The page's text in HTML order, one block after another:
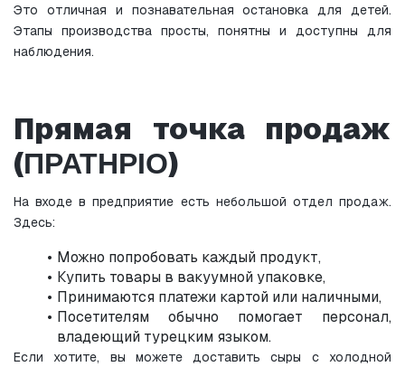
Это отличная и познавательная остановка для детей.
Этапы производства просты, понятны и доступны для
наблюдения.
Прямая точка продаж
(ΠΡΑΤΗΡΙΟ)
На входе в предприятие есть небольшой отдел продаж.
Здесь:
Можно попробовать каждый продукт,
Купить товары в вакуумной упаковке,
Принимаются платежи картой или наличными,
Посетителям обычно помогает персонал,
владеющий турецким языком.
Если хотите, вы можете доставить сыры с холодной